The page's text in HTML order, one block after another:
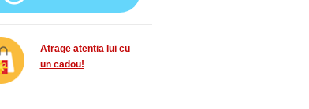
Atrage atentia lui cu
un cadou!